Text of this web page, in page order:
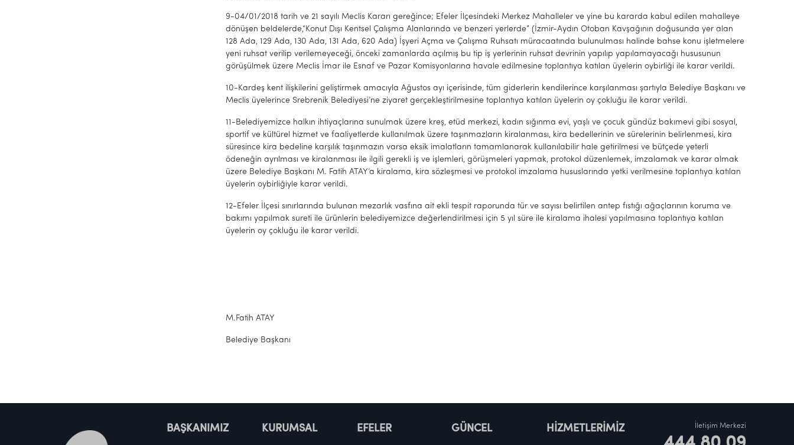
9-04/01/2018 tarih ve 21 sayılı Meclis Kararı gereğince; Efeler İlçesindeki Merkez Mahalleler ve yine bu kararda kabul edilen mahalleye
dönüşen beldelerde,“Konut Dışı Kentsel Çalışma Alanlarında ve benzeri yerlerde” (İzmir-Aydın Otoban Kavşağının doğusunda yer alan
128 Ada, 129 Ada, 130 Ada, 131 Ada, 620 Ada) İşyeri Açma ve Çalışma Ruhsatı müracaatında bulunulması halinde bahse konu işletmelere
yeni ruhsat verilip verilemeyeceği, önceki zamanlarda açılmış bu tip iş yerlerinin ruhsat devrinin yapılıp yapılamayacağı hususunun
görüşülmek üzere Meclis İmar ile Esnaf ve Pazar Komisyonlarına havale edilmesine toplantıya katılan üyelerin oybirliği ile karar verildi.
10-Kardeş kent ilişkilerini geliştirmek amacıyla Ağustos ayı içerisinde, tüm giderlerin kendilerince karşılanması şartıyla Belediye Başkanı ve
Meclis üyelerince Srebrenik Belediyesi’ne ziyaret gerçekleştirilmesine toplantıya katılan üyelerin oy çokluğu ile karar verildi.
11-Belediyemizce halkın ihtiyaçlarına sunulmak üzere kreş, etüd merkezi, kadın sığınma evi, yaşlı ve çocuk gündüz bakımevi gibi sosyal,
sportif ve kültürel hizmet ve faaliyetlerde kullanılmak üzere taşınmazların kiralanması, kira bedellerinin ve sürelerinin belirlenmesi, kira
süresince kira bedeline karşılık taşınmazın varsa eksik imalatların tamamlanarak kullanılabilir hale getirilmesi ve bütçede yeterli
ödeneğin ayrılması ve kiralanması ile ilgili gerekli iş ve işlemleri, görüşmeleri yapmak, protokol düzenlemek, imzalamak ve karar almak
üzere Belediye Başkanı M. Fatih ATAY’a kiralama, kira sözleşmesi ve protokol imzalama hususlarında yetki verilmesine toplantıya katılan
üyelerin oybirliğiyle karar verildi.
12-Efeler İlçesi sınırlarında bulunan mezarlık vasfına ait ekli tespit raporunda tür ve sayısı belirtilen antep fıstığı ağaçlarının koruma ve
bakımı yapılmak sureti ile ürünlerin belediyemizce değerlendirilmesi için 5 yıl süre ile kiralama ihalesi yapılmasına toplantıya katılan
üyelerin oy çokluğu ile karar verildi.
M.Fatih ATAY
Belediye Başkanı
BAŞKANIMIZ KURUMSAL EFELER GÜNCEL HİZMETLERİMİZ İletişim Merkezi